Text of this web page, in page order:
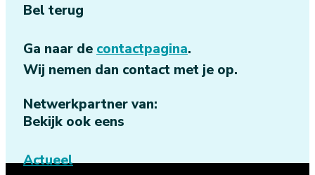
Bel terug
Ga naar de contactpagina.
Wij nemen dan contact met je op.
Netwerkpartner van:
Bekijk ook eens
Actueel